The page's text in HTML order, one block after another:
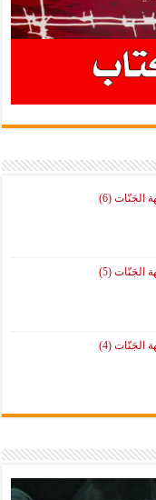
الجَنّات (6)
الجَنّات (5)
الجَنّات (4)